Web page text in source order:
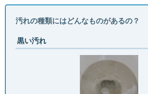
汚れの種類にはどんなものがあるの？
黒い汚れ